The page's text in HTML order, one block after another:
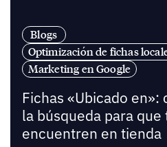
Blogs
Optimización de fichas
Marketing en Google
Fichas «Ubicado
la búsqueda para
encuentren en tienda